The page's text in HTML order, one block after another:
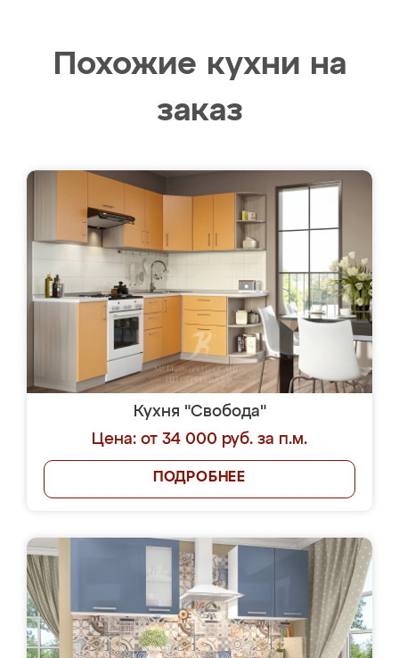
Похожие кухни на
заказ
Кухня "Свобода"
Цена: от 34 000 руб. за п.м.
ПОДРОБНЕЕ